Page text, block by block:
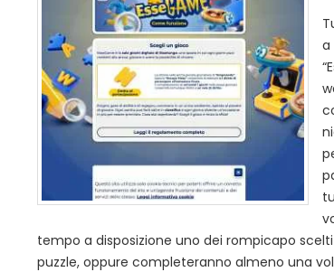
a
tempo a disposizione uno dei rompicapo
puzzle, oppure completeranno almeno una